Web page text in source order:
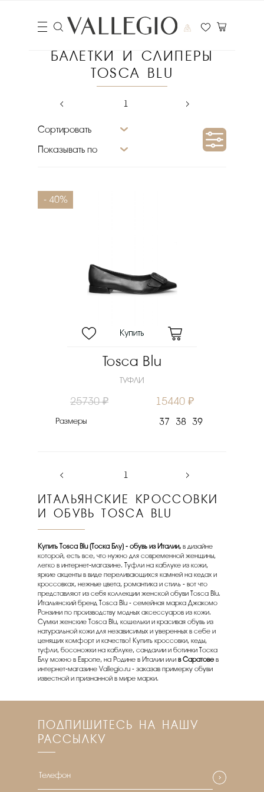
БАЛЕТКИ И СЛИПЕРЫ
TOSCA BLU
‹ 1 ›
Сортировать
Показывать по
Сезон
Материал подошвы
₽
- 40%
Tosca Blu
ТУФЛИ
25730 ₽ 15440 ₽
Размеры 37 38 39
‹ 1 ›
ИТАЛЬЯНСКИЕ КРОССОВКИ
И ОБУВЬ TOSCA BLU
Купить Tosca Blu (Тоска Блу) - обувь из Италии, в дизайне
которой, есть все, что нужно для современной женщины,
легко в интернет-магазине. Туфли на каблуке из кожи,
яркие акценты в виде переливающихся камней на кедах и
кроссовках, нежные цвета, романтика и стиль - вот что
представляют из себя коллекции женской обуви Tosca Blu.
Итальянский бренд Tosca Blu - семейная марка Джакомо
Ронзини по производству модных аксессуаров из кожи.
Сумки женские Tosca Blu, кошельки и красивая обувь из
натуральной кожи для независимых и уверенных в себе и
ценящих комфорт и качество! Купить кроссовки, кеды,
туфли, босоножки на каблуке, сандалии и ботинки Тоска
Блу можно в Европе, на Родине в Италии или в Саратове в
интернет-магазине Vallegio.ru - заказав примерку обуви
известной и признанной в мире марки.
ПОДПИШИТЕСЬ НА НАШУ
РАССЫЛКУ